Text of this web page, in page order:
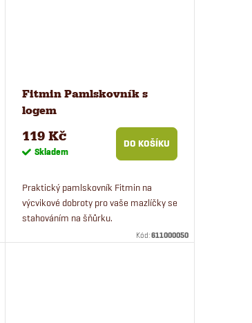
Fitmin Pamlskovník s
logem
119 Kč
Skladem
DO KOŠÍKU
Praktický pamlskovník Fitmin na
výcvikové dobroty pro vaše mazlíčky se
stahováním na šňůrku.
Kód:611000050